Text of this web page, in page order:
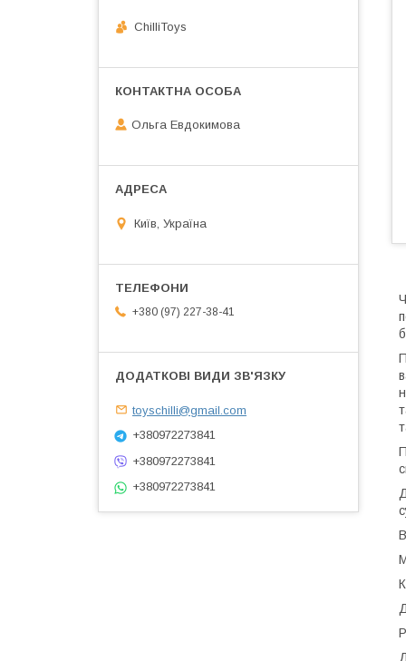
ChilliToys
Ольга Евдокимова
Київ, Україна
+380 (97) 227-38-41
toyschilli@gmail.com
+380972273841
+380972273841
+380972273841